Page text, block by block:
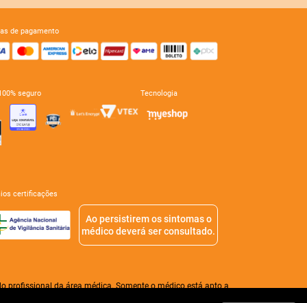
de pagamento
seguro tecnologia
certificações
Ao persistirem os sintomas o
médico deverá ser consultado.
profissional da área médica. Somente o médico está apto a